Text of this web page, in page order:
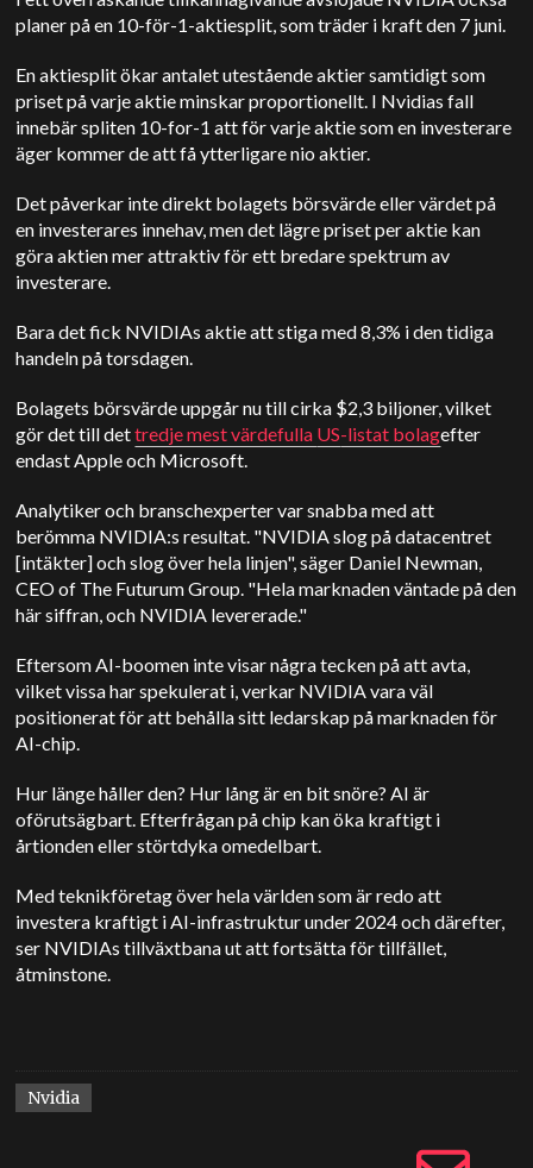
planer på en 10-för-1-aktiesplit, som träder i kraft den 7 juni.
En aktiesplit ökar antalet utestående aktier samtidigt som
priset på varje aktie minskar proportionellt. I Nvidias fall
innebär spliten 10-for-1 att för varje aktie som en investerare
äger kommer de att få ytterligare nio aktier.
Det påverkar inte direkt bolagets börsvärde eller värdet på
en investerares innehav, men det lägre priset per aktie kan
göra aktien mer attraktiv för ett bredare spektrum av
investerare.
Bara det fick NVIDIAs aktie att stiga med 8,3% i den tidiga
handeln på torsdagen.
Bolagets börsvärde uppgår nu till cirka $2,3 biljoner, vilket
gör det till dettredje mest värdefulla US-listat bolagefter
endast Apple och Microsoft.
Analytiker och branschexperter var snabba med att
berömma NVIDIA:s resultat. "NVIDIA slog på datacentret
[intäkter] och slog över hela linjen", säger Daniel Newman,
CEO of The Futurum Group. "Hela marknaden väntade på den
här siffran, och NVIDIA levererade."
Eftersom AI-boomen inte visar några tecken på att avta,
vilket vissa har spekulerat i, verkar NVIDIA vara väl
positionerat för att behålla sitt ledarskap på marknaden för
AI-chip.
Hur länge håller den? Hur lång är en bit snöre? AI är
oförutsägbart. Efterfrågan på chip kan öka kraftigt i
årtionden eller störtdyka omedelbart.
Med teknikföretag över hela världen som är redo att
investera kraftigt i AI-infrastruktur under 2024 och därefter,
ser NVIDIAs tillväxtbana ut att fortsätta för tillfället,
åtminstone.
Nvidia